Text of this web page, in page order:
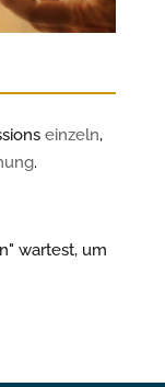
einzeln,
.
wartest, um